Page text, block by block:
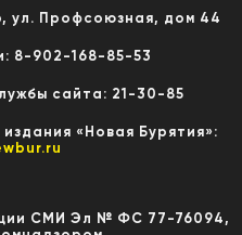
ул. Профсоюзная, дом 44
8-902-168-85-53
сайта: 21-30-85
«Новая Бурятия»:
СМИ Эл № ФС 77-76094,